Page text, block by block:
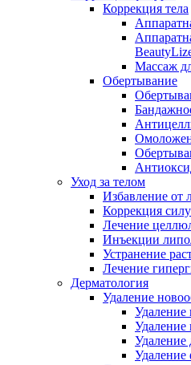
Коррекция тела
Массаж
Обертывание
Уход за телом
Избавление от
Коррекция
Лечение
Инъекции
Устранение
Лечение
Дерматология
Удаление
Удаление
Удаление